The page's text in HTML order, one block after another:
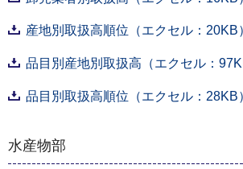
産地別取扱高順位（エクセル：20KB
品目別産地別取扱高（エクセル：
品目別取扱高順位（エクセル：28KB
水産物部